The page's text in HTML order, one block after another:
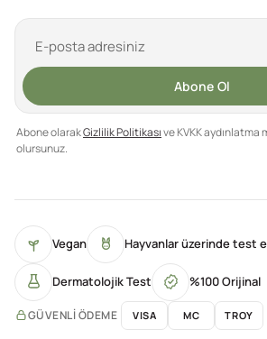
Abone Ol
Abone olarakGizlilik Politikasıve KVKK
olursunuz.
Vegan Hayvanlar üzerinde test
Dermatolojik Test %100 Orijinal
GÜVENLI ÖDEME VISA MC TROY